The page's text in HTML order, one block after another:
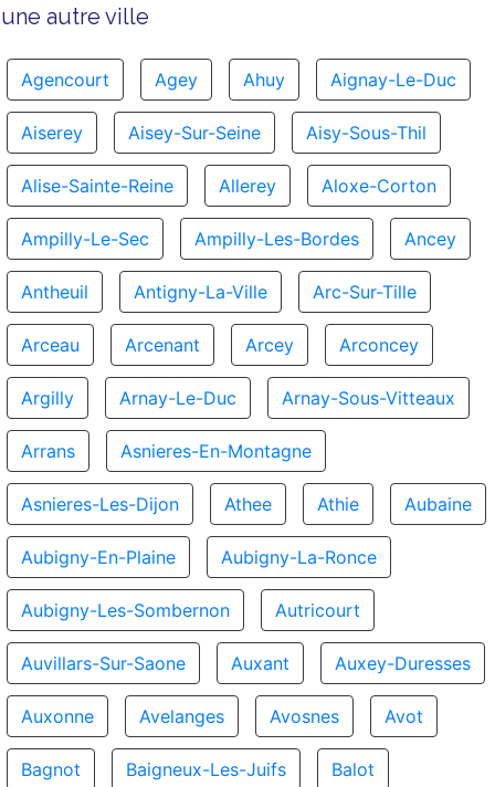
une autre ville
Agencourt Agey Ahuy Aignay-Le-Duc
Aiserey Aisey-Sur-Seine Aisy-Sous-Thil
Alise-Sainte-Reine Allerey Aloxe-Corton
Ampilly-Le-Sec Ampilly-Les-Bordes Ancey
Antheuil Antigny-La-Ville Arc-Sur-Tille
Arceau Arcenant Arcey Arconcey
Argilly Arnay-Le-Duc Arnay-Sous-Vitteaux
Arrans Asnieres-En-Montagne
Asnieres-Les-Dijon Athee Athie Aubaine
Aubigny-En-Plaine Aubigny-La-Ronce
Aubigny-Les-Sombernon Autricourt
Auvillars-Sur-Saone Auxant Auxey-Duresses
Auxonne Avelanges Avosnes Avot
Bagnot Baigneux-Les-Juifs Balot